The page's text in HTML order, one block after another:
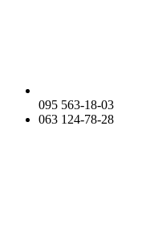
095 563-18-03
063 124-78-28